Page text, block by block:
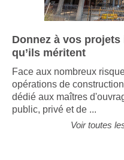
Donnez à vos
qu’ils méritent
Face aux nombreux
opérations de
dédié aux maîtres
public, privé et de ...
Voir toutes